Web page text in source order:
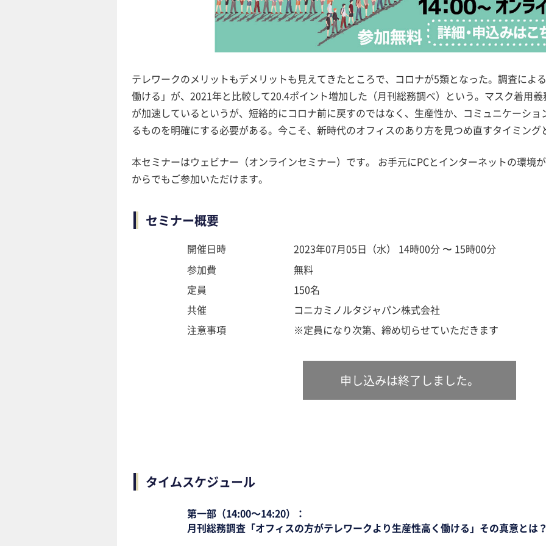
テレワークのメリットもデメリットも見えてきたところで、コロナが5類となった。調査によ
働ける」が、2021年と比較して20.4ポイント増加した（月刊総務調べ）という。マスク着用
が加速しているというが、短絡的にコロナ前に戻すのではなく、生産性か、コミュニケーシ
るものを明確にする必要がある。今こそ、新時代のオフィスのあり方を見つめ直すタイミン
本セミナーはウェビナー（オンラインセミナー）です。 お手元にPCとインターネットの環境
からでもご参加いただけます。
セミナー概要
開催日時
2023年07月05日（水） 14時00分 〜 15時00分
参加費
無料
定員
150名
共催
コニカミノルタジャパン株式会社
注意事項
※定員になり次第、締め切らせていただきます
申し込みは終了しました。
タイムスケジュール
第一部（14:00～14:20）：
月刊総務調査「オフィスの方がテレワークより生産性高く働ける」その真意とは